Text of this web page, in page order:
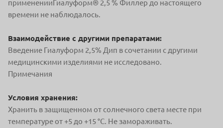
примененииГиалуформ® 2,5 % Филлер до настоящего
времени не наблюдалось.
Взаимодействие с другими препаратами:
Введение Гиалуформ 2,5% Дип в сочетании с другими
медицинскими изделиями не исследовано.
Примечания
Условия хранения:
Хранить в защищенном от солнечного света месте при
температуре от +5 до +15 °С. Не замораживать.